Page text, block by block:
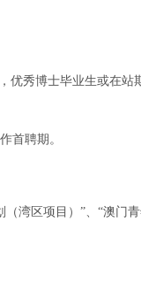
秀博士毕业生或在
首聘期。
湾区项目）”、“澳门